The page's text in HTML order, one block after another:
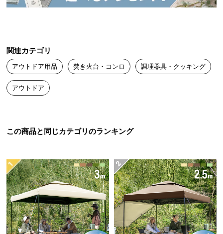
送
い
て
大
の
に
つ
い
て
中
関連カテゴリ
アウトドア用品 焚き火台・コンロ 調理器具・クッキング
アウトドア
この商品と同じカテゴリのランキング